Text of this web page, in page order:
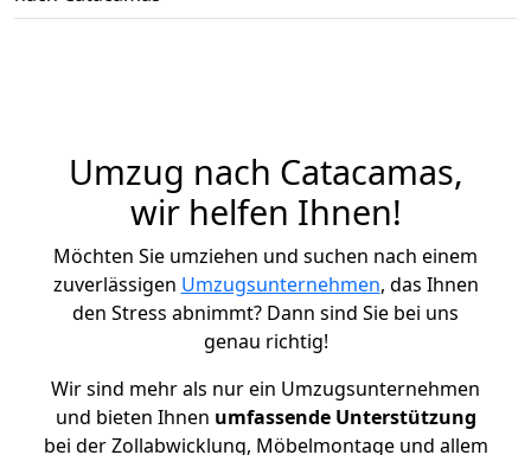
Umzug nach Catacamas,
wir helfen Ihnen!
Möchten Sie umziehen und suchen nach einem
zuverlässigen Umzugsunternehmen, das Ihnen
den Stress abnimmt? Dann sind Sie bei uns
genau richtig!
Wir sind mehr als nur ein Umzugsunternehmen
und bieten Ihnen umfassende Unterstützung
bei der Zollabwicklung, Möbelmontage und allem